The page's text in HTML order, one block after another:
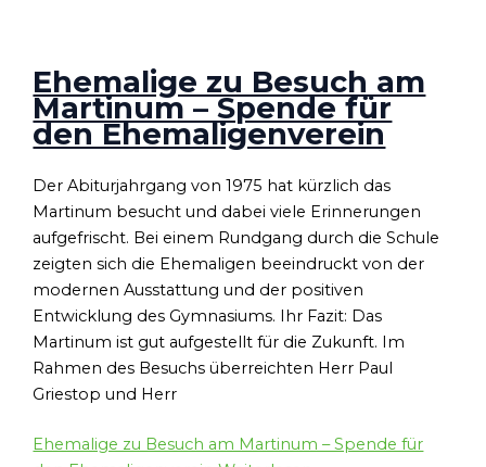
Ehemalige zu Besuch am
Martinum – Spende für
den Ehemaligenverein
Der Abiturjahrgang von 1975 hat kürzlich das
Martinum besucht und dabei viele Erinnerungen
aufgefrischt. Bei einem Rundgang durch die Schule
zeigten sich die Ehemaligen beeindruckt von der
modernen Ausstattung und der positiven
Entwicklung des Gymnasiums. Ihr Fazit: Das
Martinum ist gut aufgestellt für die Zukunft. Im
Rahmen des Besuchs überreichten Herr Paul
Griestop und Herr
Ehemalige zu Besuch am Martinum – Spende für